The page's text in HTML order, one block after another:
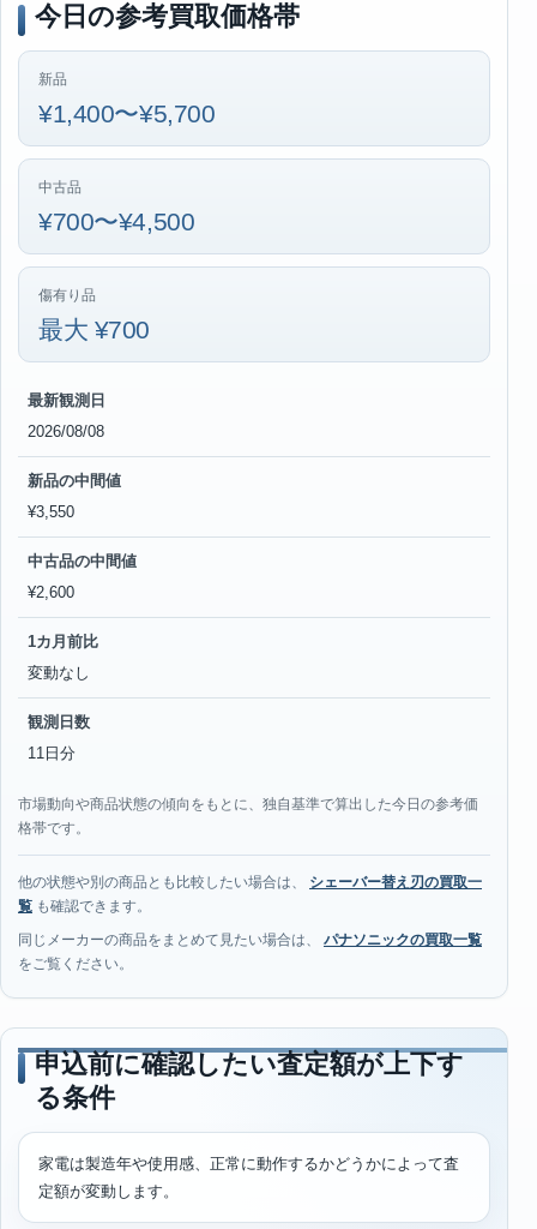
今日の参考買取価格帯
新品
¥1,400〜¥5,700
中古品
¥700〜¥4,500
傷有り品
最大 ¥700
最新観測日
2026/08/08
新品の中間値
¥3,550
中古品の中間値
¥2,600
1カ月前比
変動なし
観測日数
11日分
市場動向や商品状態の傾向をもとに、独自基準で算出した今日の参考価
格帯です。
他の状態や別の商品とも比較したい場合は、 シェーバー替え刃の買取一
覧 も確認できます。
同じメーカーの商品をまとめて見たい場合は、 パナソニックの買取一覧
をご覧ください。
申込前に確認したい査定額が上下す
る条件
家電は製造年や使用感、正常に動作するかどうかによって査
定額が変動します。